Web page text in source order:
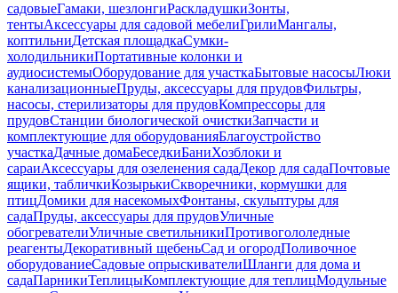
садовыеГамаки, шезлонгиРаскладушкиЗонты,
тентыАксессуары для садовой мебелиГрилиМангалы,
коптильниДетская площадкаСумки-
холодильникиПортативные колонки и
аудиосистемыОборудование для участкаБытовые насосыЛюки
канализационныеПруды, аксессуары для прудовФильтры,
насосы, стерилизаторы для прудовКомпрессоры для
прудовСтанции биологической очисткиЗапчасти и
комплектующие для оборудованияБлагоустройство
участкаДачные домаБеседкиБаниХозблоки и
сараиАксессуары для озеленения садаДекор для садаПочтовые
ящики, табличкиКозырькиСкворечники, кормушки для
птицДомики для насекомыхФонтаны, скульптуры для
садаПруды, аксессуары для прудовУличные
обогревателиУличные светильникиПротивогололедные
реагентыДекоративный щебеньСад и огородПоливочное
оборудованиеСадовые опрыскивателиШланги для дома и
садаПарникиТеплицыКомплектующие для теплицМодульные